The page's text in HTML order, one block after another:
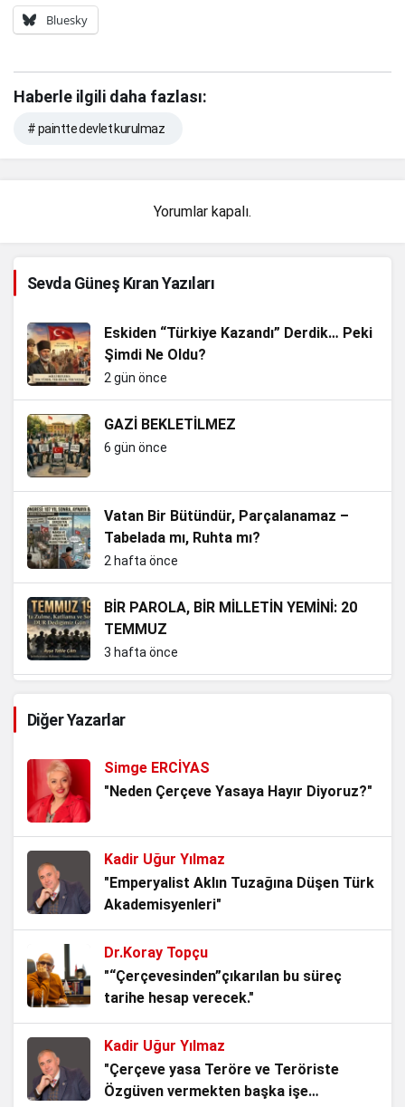
Bluesky
Haberle ilgili daha fazlası:
# paintte devlet kurulmaz
Yorumlar kapalı.
Sevda Güneş Kıran Yazıları
Eskiden “Türkiye Kazandı” Derdik… Peki
Şimdi Ne Oldu?
2 gün önce
GAZİ BEKLETİLMEZ
6 gün önce
Vatan Bir Bütündür, Parçalanamaz –
Tabelada mı, Ruhta mı?
2 hafta önce
BİR PAROLA, BİR MİLLETİN YEMİNİ: 20
TEMMUZ
3 hafta önce
Milletin Vicdanıdır
15 Temmuz: Milletin İradesi, Devletin
4 hafta önce
Kadından Korkanlar
4 hafta önce
Srebrenitsa: Gölgesine Basılan İnsanlık
4 hafta önce
Belediye Misiniz, Devlet mi
Kuruyorsunuz?
Diğer Yazarlar
Simge ERCİYAS
"Neden Çerçeve Yasaya Hayır Diyoruz?"
Kadir Uğur Yılmaz
"Emperyalist Aklın Tuzağına Düşen Türk
Akademisyenleri"
Dr.Koray Topçu
"“Çerçevesinden”çıkarılan bu süreç
tarihe hesap verecek."
Kadir Uğur Yılmaz
"Çerçeve yasa Teröre ve Teröriste
Özgüven vermekten başka işe